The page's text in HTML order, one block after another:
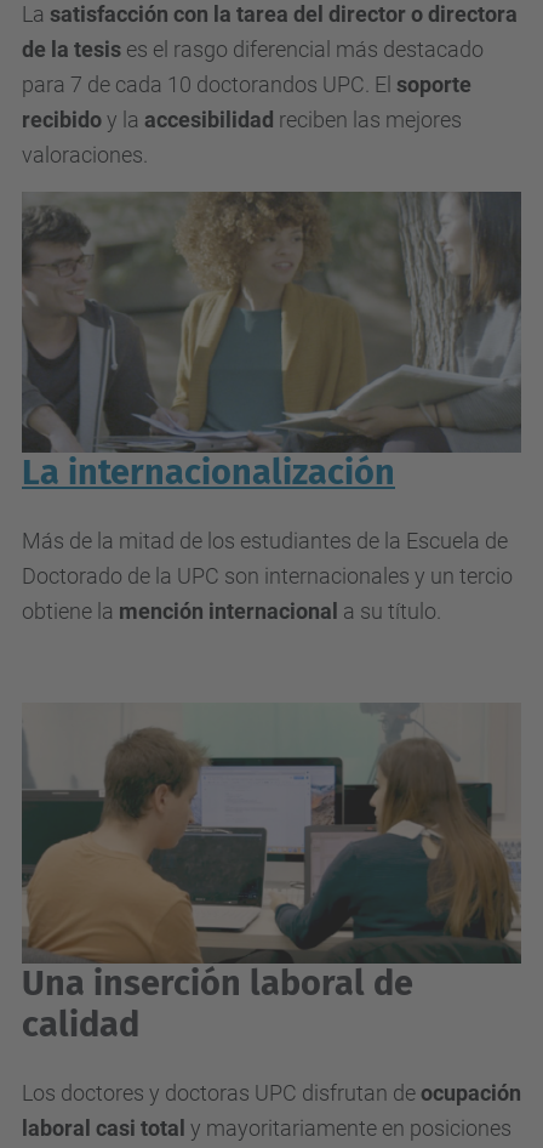
La satisfacción con la tarea del director o directora
de la tesis es el rasgo diferencial más destacado
para 7 de cada 10 doctorandos UPC. El soporte
recibidoy la accesibilidad reciben las mejores
valoraciones.
La internacionalización
Más de la mitad de los estudiantes de la Escuela de
Doctorado de la UPC son internacionales y un tercio
obtiene la mención internacional a su título.
Una inserción laboral de
calidad
Los doctores y doctoras UPC disfrutan deocupación
laboral casi total y mayoritariamente en posiciones